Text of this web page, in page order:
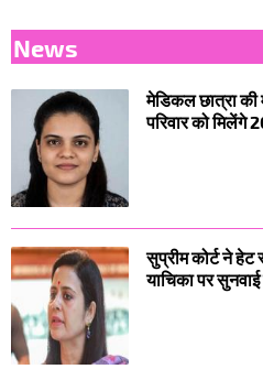
News
मेडिकल छात्रा
परिवार को मिलेंगे
सुप्रीम कोर्ट ने हेट
याचिका पर